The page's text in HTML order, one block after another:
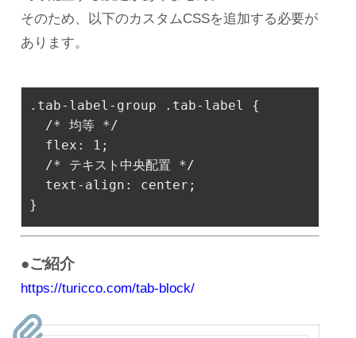
そのため、以下のカスタムCSSを追加する必要が
あります。
.tab-label-group .tab-label
{
/* 均等 */
flex : 1 ;
/* テキスト中央配置 */
text-align : center;
●ご紹介
https://turicco.com/tab-block/